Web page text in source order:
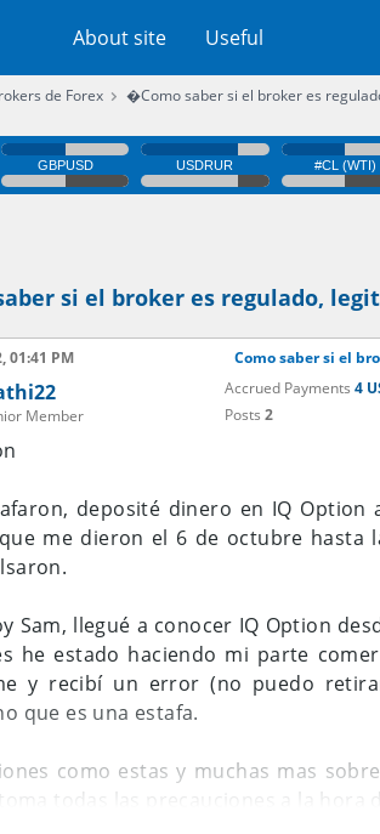
About site Useful
de Forex �Como saber si el broker es
si el broker es regulado,
01:41 PM Como saber si el
Member
Accrued Payments 4
Posts 2
deposité dinero en IQ
me dieron el 6 de octubre
Sam, llegué a conocer IQ Option
he estado haciendo mi parte
y recibí un error (no puedo
que es una estafa.
como estas y muchas mas
todas las precauciones a la hora